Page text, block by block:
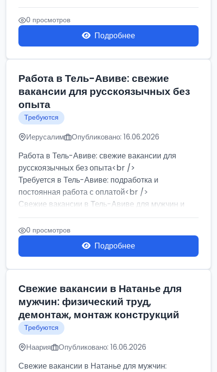
0 просмотров
Подробнее
Работа в Тель-Авиве: свежие
вакансии для русскоязычных без
опыта
Требуются
Иерусалим Опубликовано: 16.06.2026
Работа в Тель-Авиве: свежие вакансии для
русскоязычных без опыта<br />
Требуется в Тель-Авиве: подработка и
постоянная работа с оплатой<br />
Свежие вакансии в Тель-Авиве для мужчин и
женщин от хозя...
0 просмотров
Подробнее
Свежие вакансии в Натанье для
мужчин: физический труд,
демонтаж, монтаж конструкций
Требуются
Наария Опубликовано: 16.06.2026
Свежие вакансии в Натанье для мужчин: